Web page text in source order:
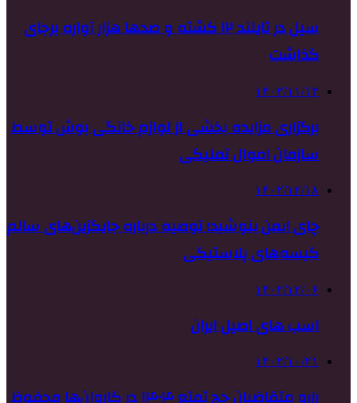
سیل در تایلند ۱۲ کشته و صدها هزار آواره برجای
گذاشت
۱۴۰۲/۱۱/۱۳
برگزاری مزایده بخشی از لوازم خانگی بوش توسط
سازمان اموال تملیکی
۱۴۰۲/۱۲/۱۸
چای ایمن بنوشید؛ توصیه درباره جایگزین‌های سالم
کیسه‌های پلاستیکی
۱۴۰۲/۱۲/۰۶
اسب های اصیل ایران
۱۴۰۲/۱۰/۲۱
رزرو متقاضیان حج تمتع ۱۴۰۴ در کاروان‌ها محفوظ